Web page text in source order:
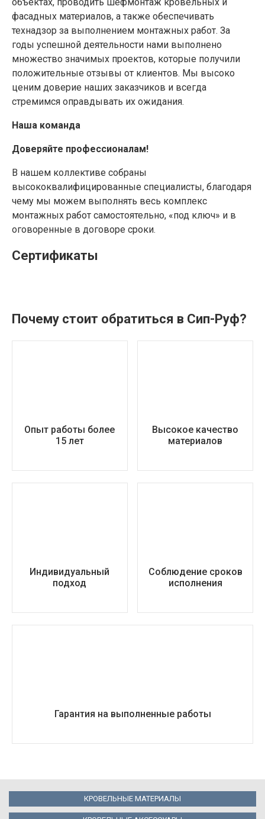
фасадных материалов, а также обеспечивать
технадзор за выполнением монтажных работ. За
годы успешной деятельности нами выполнено
множество значимых проектов, которые получили
положительные отзывы от клиентов. Мы высоко
ценим доверие наших заказчиков и всегда
стремимся оправдывать их ожидания.
Наша команда
Доверяйте профессионалам!
В нашем коллективе собраны
высококвалифицированные специалисты, благодаря
чему мы можем выполнять весь комплекс
монтажных работ самостоятельно, «под ключ» и в
оговоренные в договоре сроки.
Сертификаты
Почему стоит обратиться в Сип-Руф?
Опыт работы более
15 лет
Высокое качество
материалов
Индивидуальный
подход
Соблюдение сроков
исполнения
Гарантия на выполненные работы
КРОВЕЛЬНЫЕ МАТЕРИАЛЫ